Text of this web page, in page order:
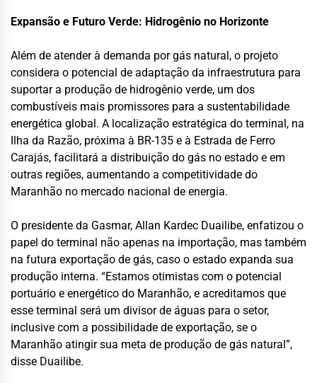
Expansão e Futuro Verde: Hidrogênio no Horizonte
Além de atender à demanda por gás natural, o projeto
considera o potencial de adaptação da infraestrutura para
suportar a produção de hidrogênio verde, um dos
combustíveis mais promissores para a sustentabilidade
energética global. A localização estratégica do terminal, na
Ilha da Razão, próxima à BR-135 e à Estrada de Ferro
Carajás, facilitará a distribuição do gás no estado e em
outras regiões, aumentando a competitividade do
Maranhão no mercado nacional de energia.
O presidente da Gasmar, Allan Kardec Duailibe, enfatizou o
papel do terminal não apenas na importação, mas também
na futura exportação de gás, caso o estado expanda sua
produção interna. “Estamos otimistas com o potencial
portuário e energético do Maranhão, e acreditamos que
esse terminal será um divisor de águas para o setor,
inclusive com a possibilidade de exportação, se o
Maranhão atingir sua meta de produção de gás natural”,
disse Duailibe.